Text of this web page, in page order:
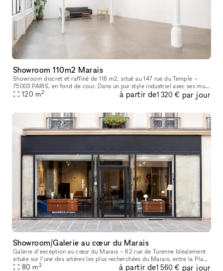
Showroom 110m2 Marais
Showroom discret et raffiné de 116 m2, situé au 147 rue du Temple –
75003 PARIS, en fond de cour. Dans un pur style industriel avec ses murs
blancs et son sol en béton, il bénéficie d’une lumière du
120 m2 à partir de1 320 € par jour
Showroom/Galerie au cœur du Marais
Galerie d’exception au cœur du Marais – 62 rue de Turenne Idéalement
située sur l’une des artères les plus recherchées du Marais, entre la Place
des Vosges et la rue de Bretagne, la galerie bénéficie
80 m2 à partir de1 560 € par jour